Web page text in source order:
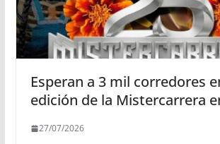
Esperan a 3 mil corredores
edición de la Mistercarrera
27/07/2026